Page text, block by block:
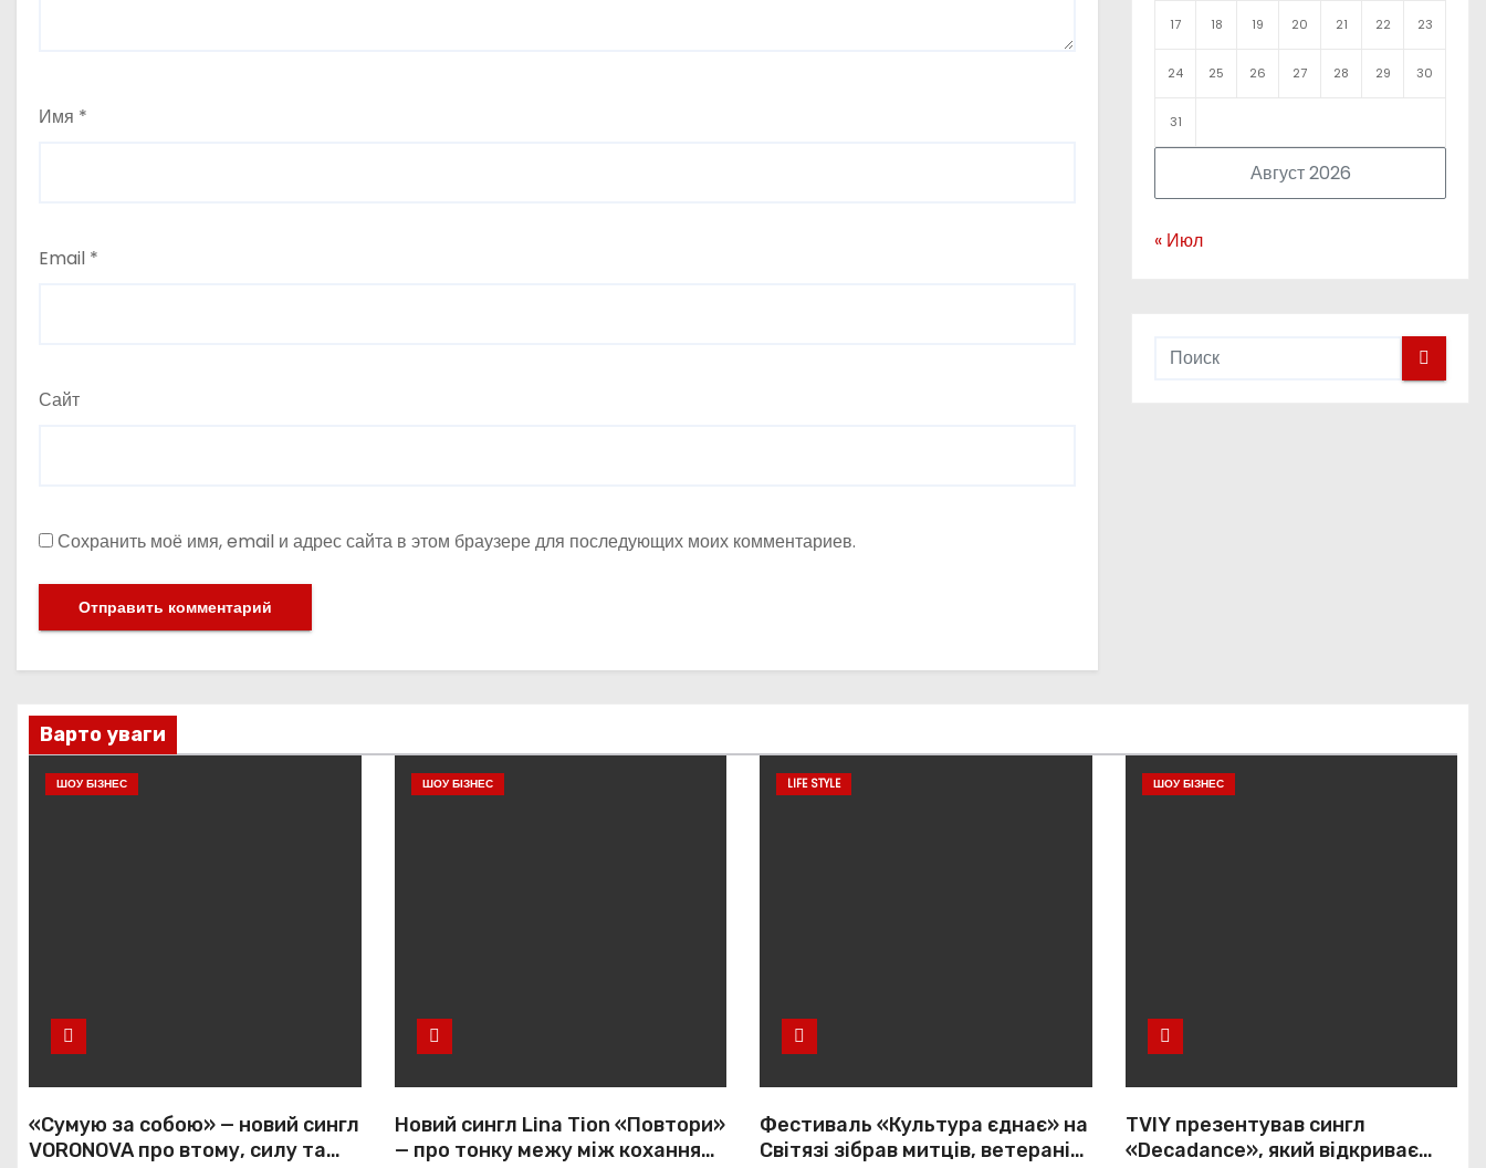
Имя *
Email *
Сайт
Сохранить моё имя, email и адрес сайта в этом браузере для последующих моих комментариев.
Август 2026
17 18 19 20 21 22 23
24 25 26 27 28 29 30
31
« Июл
Варто уваги
ШОУ БІЗНЕС
«Сумую за собою» — новий сингл
VORONOVA про втому, силу та
ШОУ БІЗНЕС
Новий сингл Lina Tion «Повтори»
— про тонку межу між коханням,
LIFE STYLE
Фестиваль «Культура єднає» на
Світязі зібрав митців, ветеранів і
ШОУ БІЗНЕС
TVIY презентував сингл
«Decadance», який відкриває